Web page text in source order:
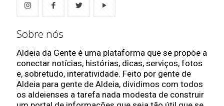
Sobre nós
Aldeia da Gente é uma plataforma que se propõe a
conectar notícias, histórias, dicas, serviços, fotos
e, sobretudo, interatividade. Feito por gente de
Aldeia para gente de Aldeia, dividimos com todos
os aldeienses a tarefa nada modesta de construir